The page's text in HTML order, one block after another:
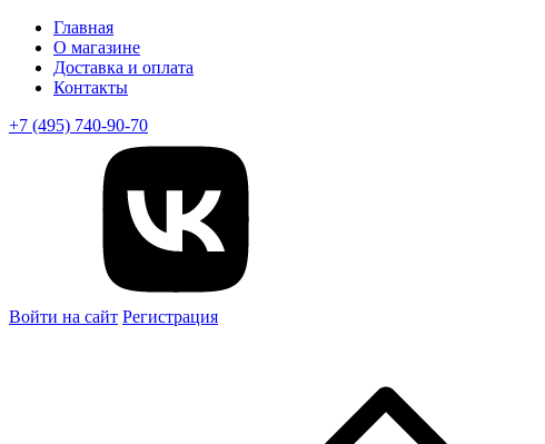
Главная
О магазине
Доставка и оплата
Контакты
+7 (495) 740-90-70
Войти на сайт Регистрация